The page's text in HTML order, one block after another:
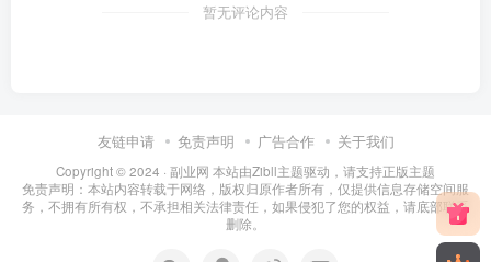
暂无评论内容
友链申请 免责声明 广告合作 关于我们
Copyright © 2024 · 副业网 本站由Zibll主题驱动，请支持正版主题
免责声明：本站内容转载于网络，版权归原作者所有，仅提供信息存储空间服
务，不拥有所有权，不承担相关法律责任，如果侵犯了您的权益，请底部联系
删除。